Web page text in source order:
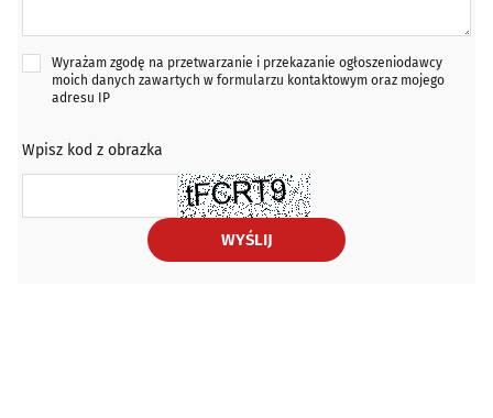
Wyrażam zgodę na przetwarzanie i przekazanie ogłoszeniodawcy
moich danych zawartych w formularzu kontaktowym oraz mojego
adresu IP
Wpisz kod z obrazka
WYŚLIJ